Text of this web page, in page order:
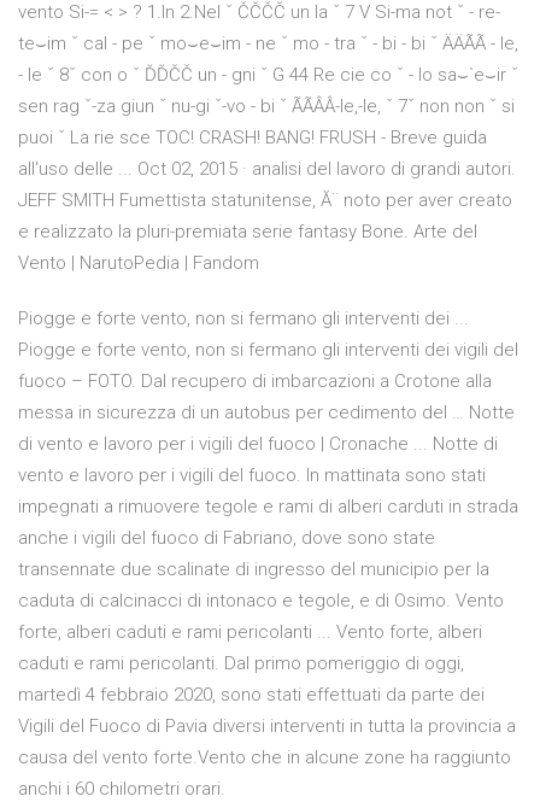
vento Si-= < > ? 1.In 2.Nel ˇ ČČČČ un la ˇ 7 V Si-ma not ˇ - re-
te⌣im ˇ cal - pe ˇ mo⌣e⌣im - ne ˇ mo - tra ˇ - bi - bi ˇ ÄÄÃÃ - le,
- le ˇ 8ˇ con o ˇ ĎĎČČ un - gni ˇ G 44 Re cie co ˇ - lo sa⌣`e⌣ir ˇ
sen rag ˇ-za giun ˇ nu-gi ˇ-vo - bi ˇ ÃÃÂÂ-le,-le, ˇ 7ˇ non non ˇ si
puoi ˇ La rie sce TOC! CRASH! BANG! FRUSH - Breve guida
all'uso delle ... Oct 02, 2015 · analisi del lavoro di grandi autori.
JEFF SMITH Fumettista statunitense, Ă¨ noto per aver creato
e realizzato la pluri-premiata serie fantasy Bone. Arte del
Vento | NarutoPedia | Fandom
Piogge e forte vento, non si fermano gli interventi dei ...
Piogge e forte vento, non si fermano gli interventi dei vigili del
fuoco – FOTO. Dal recupero di imbarcazioni a Crotone alla
messa in sicurezza di un autobus per cedimento del … Notte
di vento e lavoro per i vigili del fuoco | Cronache ... Notte di
vento e lavoro per i vigili del fuoco. In mattinata sono stati
impegnati a rimuovere tegole e rami di alberi carduti in strada
anche i vigili del fuoco di Fabriano, dove sono state
transennate due scalinate di ingresso del municipio per la
caduta di calcinacci di intonaco e tegole, e di Osimo. Vento
forte, alberi caduti e rami pericolanti ... Vento forte, alberi
caduti e rami pericolanti. Dal primo pomeriggio di oggi,
martedì 4 febbraio 2020, sono stati effettuati da parte dei
Vigili del Fuoco di Pavia diversi interventi in tutta la provincia a
causa del vento forte.Vento che in alcune zone ha raggiunto
anchi i 60 chilometri orari.